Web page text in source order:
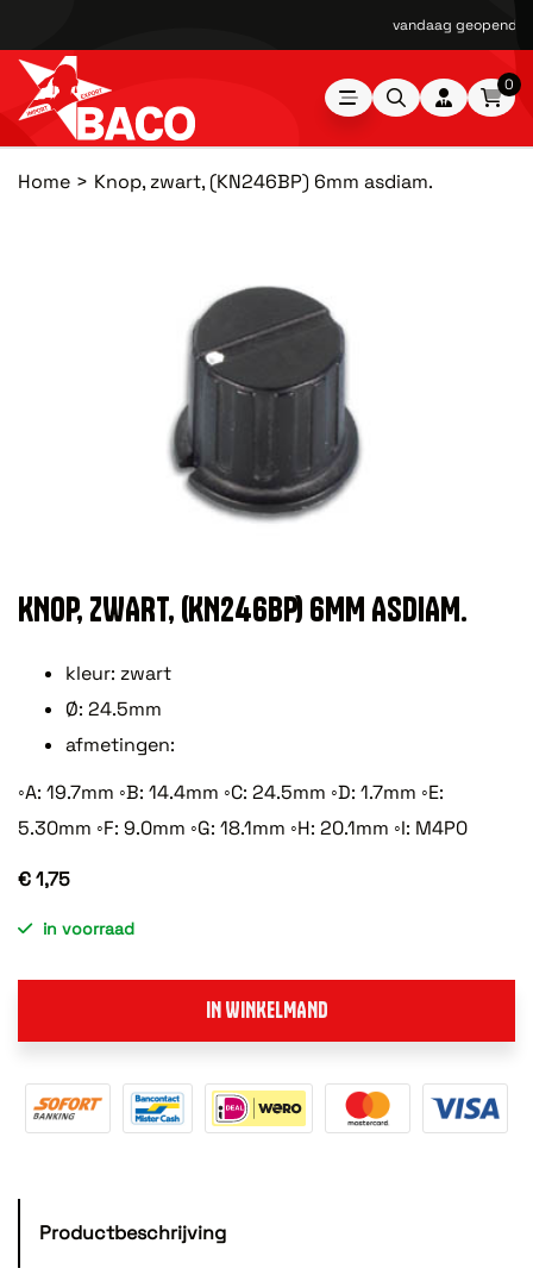
vandaag geopend
0
Home Knop, zwart, (KN246BP) 6mm asdiam.
KNOP, ZWART, (KN246BP) 6MM ASDIAM.
kleur: zwart
Ø: 24.5mm
afmetingen:
◦A: 19.7mm ◦B: 14.4mm ◦C: 24.5mm ◦D: 1.7mm ◦E:
5.30mm ◦F: 9.0mm ◦G: 18.1mm ◦H: 20.1mm ◦I: M4P0
€ 1,75
in voorraad
IN WINKELMAND
Productbeschrijving